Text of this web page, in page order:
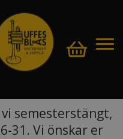
semesterstängt,
31. Vi önskar er